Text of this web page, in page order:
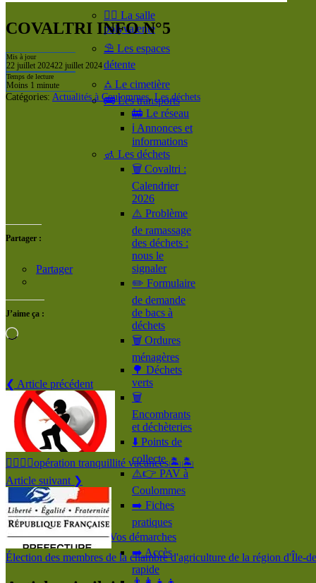
🤹‍♀️ La salle
polyvalente
⛱️ Les espaces
détente
⛼ Le cimetière
🚌 Les transports
🚋 Le réseau
ℹ️ Annonces et
informations
🚮 Les déchets
🗑️ Covaltri :
Calendrier
2026
⚠️ Problème
de ramassage
des déchets :
nous le
signaler
✏️ Formulaire
de demande
de bacs à
déchets
🗑️ Ordures
ménagères
🌳 Déchets
verts
🗑️
Encombrants
et déchèteries
⬇️ Points de
collecte
⚠️👉 PAV à
Coulommes
➡️ Fiches
pratiques
ℹ️ Vos démarches
➡️ Accès
rapide
COVALTRI INFO N°5
Mis à jour
22 juillet 202422 juillet 2024
Temps de lecture
Moins 1 minute
Catégories: Actualités à Coulommes, Les déchets
Partager :
Partager
J’aime ça :
Chargement…
❮ Article précédent
👮‍♂️👮‍♂opération tranquillité vacances🏝️🏝️
Article suivant ❯
Élection des membres de la chambre d'agriculture de la région d'Île-